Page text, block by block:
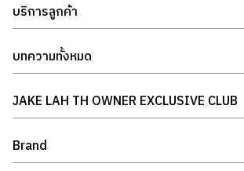
บริการลูกค้า
บทความทั้งหมด
JAKE LAH TH OWNER EXCLUSIVE CLUB
Brand